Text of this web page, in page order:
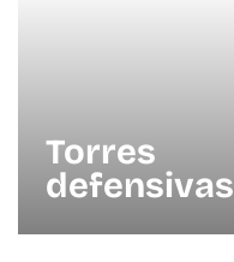
Torres
defensivas